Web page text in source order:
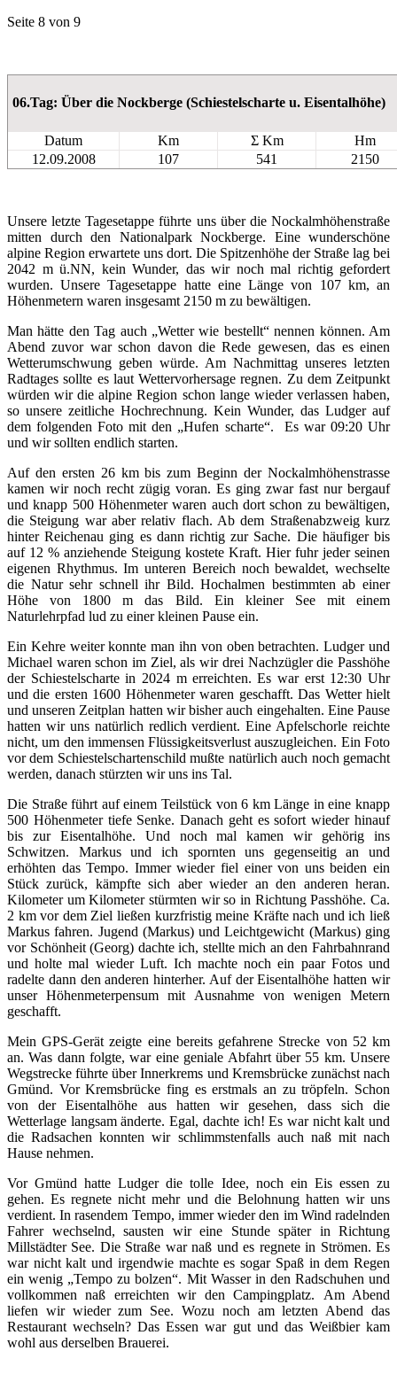
Seite 8 von 9
06.Tag: Über die Nockberge (Schiestelscharte u. Eisentalhöhe)
Datum Km Σ Km
Hm
12.09.2008
107 541 2150
Unsere letzte Tagesetappe führte uns über die Nockalmhöhenstraße
mitten durch den Nationalpark Nockberge. Eine wunderschöne
alpine Region erwartete uns dort. Die Spitzenhöhe der Straße lag bei
2042 m ü.NN, kein Wunder, das wir noch mal richtig gefordert
wurden. Unsere Tagesetappe hatte eine Länge von 107 km, an
Höhenmetern waren insgesamt 2150 m zu bewältigen.
Man hätte den Tag auch „Wetter wie bestellt“ nennen können. Am
Abend zuvor war schon davon die Rede gewesen, das es einen
Wetterumschwung geben würde. Am Nachmittag unseres letzten
Radtages sollte es laut Wettervorhersage regnen. Zu dem Zeitpunkt
würden wir die alpine Region schon lange wieder verlassen haben,
so unsere zeitliche Hochrechnung. Kein Wunder, das Ludger auf
dem folgenden Foto mit den „Hufen scharte“. Es war 09:20 Uhr
und wir sollten endlich starten.
Auf den ersten 26 km bis zum Beginn der Nockalmhöhenstrasse
kamen wir noch recht zügig voran. Es ging zwar fast nur bergauf
und knapp 500 Höhenmeter waren auch dort schon zu bewältigen,
die Steigung war aber relativ flach. Ab dem Straßenabzweig kurz
hinter Reichenau ging es dann richtig zur Sache. Die häufiger bis
auf 12 % anziehende Steigung kostete Kraft. Hier fuhr jeder seinen
eigenen Rhythmus. Im unteren Bereich noch bewaldet, wechselte
die Natur sehr schnell ihr Bild. Hochalmen bestimmten ab einer
Höhe von 1800 m das Bild. Ein kleiner See mit einem
Naturlehrpfad lud zu einer kleinen Pause ein.
Ein Kehre weiter konnte man ihn von oben betrachten. Ludger und
Michael waren schon im Ziel, als wir drei Nachzügler die Passhöhe
der Schiestelscharte in 2024 m erreichten. Es war erst 12:30 Uhr
und die ersten 1600 Höhenmeter waren geschafft. Das Wetter hielt
und unseren Zeitplan hatten wir bisher auch eingehalten. Eine Pause
hatten wir uns natürlich redlich verdient. Eine Apfelschorle reichte
nicht, um den immensen Flüssigkeitsverlust auszugleichen. Ein Foto
vor dem Schiestelschartenschild mußte natürlich auch noch gemacht
werden, danach stürzten wir uns ins Tal.
Die Straße führt auf einem Teilstück von 6 km Länge in eine knapp
500 Höhenmeter tiefe Senke. Danach geht es sofort wieder hinauf
bis zur Eisentalhöhe. Und noch mal kamen wir gehörig ins
Schwitzen. Markus und ich spornten uns gegenseitig an und
erhöhten das Tempo. Immer wieder fiel einer von uns beiden ein
Stück zurück, kämpfte sich aber wieder an den anderen heran.
Kilometer um Kilometer stürmten wir so in Richtung Passhöhe. Ca.
2 km vor dem Ziel ließen kurzfristig meine Kräfte nach und ich ließ
Markus fahren. Jugend (Markus) und Leichtgewicht (Markus) ging
vor Schönheit (Georg) dachte ich, stellte mich an den Fahrbahnrand
und holte mal wieder Luft. Ich machte noch ein paar Fotos und
radelte dann den anderen hinterher. Auf der Eisentalhöhe hatten wir
unser Höhenmeterpensum mit Ausnahme von wenigen Metern
geschafft.
Mein GPS-Gerät zeigte eine bereits gefahrene Strecke von 52 km
an. Was dann folgte, war eine geniale Abfahrt über 55 km. Unsere
Wegstrecke führte über Innerkrems und Kremsbrücke zunächst nach
Gmünd. Vor Kremsbrücke fing es erstmals an zu tröpfeln. Schon
von der Eisentalhöhe aus hatten wir gesehen, dass sich die
Wetterlage langsam änderte. Egal, dachte ich! Es war nicht kalt und
die Radsachen konnten wir schlimmstenfalls auch naß mit nach
Hause nehmen.
Vor Gmünd hatte Ludger die tolle Idee, noch ein Eis essen zu
gehen. Es regnete nicht mehr und die Belohnung hatten wir uns
verdient. In rasendem Tempo, immer wieder den im Wind radelnden
Fahrer wechselnd, sausten wir eine Stunde später in Richtung
Millstädter See. Die Straße war naß und es regnete in Strömen. Es
war nicht kalt und irgendwie machte es sogar Spaß in dem Regen
ein wenig „Tempo zu bolzen“. Mit Wasser in den Radschuhen und
vollkommen naß erreichten wir den Campingplatz. Am Abend
liefen wir wieder zum See. Wozu noch am letzten Abend das
Restaurant wechseln? Das Essen war gut und das Weißbier kam
wohl aus derselben Brauerei.